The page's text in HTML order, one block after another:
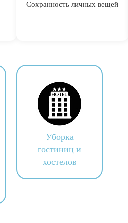
Сохранность личных вещей
Уборка
гостиниц и
хостелов